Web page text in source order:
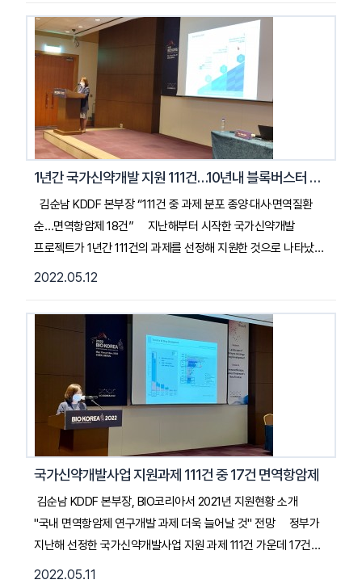
수밖에 없다. 신약 경쟁력 강화를 위해 국가가 나섰다. 지난해
3월 신약개발 전주기 단계를 지원하는 국가신약개발사업단이
올해 첫 선정과제를 공개했다. 사업단은 국내 제약바이오
기업들의 신약개발을 도와 FDA, EMA 신약 승인 등을 목표로
한다....2022. 05. 17. 매경헬스기사 전문 읽기
1년간 국가신약개발 지원 111건…10년내 블록버스터 개발
김순남 KDDF 본부장 “111건 중 과제 분포 종양‧대사‧면역질환
순…면역항암제 18건” 지난해부터 시작한 국가신약개발
프로젝트가 1년간 111건의 과제를 선정해 지원한 것으로 나타났다.
이 중 면역항암제 과제는 56건 항암제 과제 중 32%인
11일 ‘바이오코리아 2022’ 면역항암제 개발 동향 콘퍼런스에
참석해 “지난해 시작한 국가신약개발 프로젝트는 1년동안 111개
과제를 선정했다”며 “과제 분포를 보면 항암제, 대사질환,
면역질환 순이며 전체 과제의 47%가 항암제 프로젝트로, 이
56건 과제 중 32%가 면역항암제”라고 말했다.
국가신약개발사업은 과학기술정보통신부, 산업통상자원부,
보건복지부가 글로벌 블록버스터 신약을 개발하기 위해 공동으로
추진하는 사업으로, 오는 2030년까지 10년간 2조원을 투입하는
때 FDA(미국 식품의약국)나 EMA(유럽의약품청)에서 승인받는
신약 4건을 도출하며, 이 중 1건을 연 1조원 이상의 블록버스터
신약으로 탄생시킨다는 목표를 갖고 있다....2022. 05. 12.
약업신문기사 전문 읽기 (클릭)
2022.05.12
국가신약개발사업 지원과제 111건 중 17건 면역항암제
김순남 KDDF 본부장, BIO코리아서 2021년 지원현황 소개
"국내 면역항암제 연구개발 과제 더욱 늘어날 것" 전망 정부가
지난해 선정한 국가신약개발사업 지원 과제 111건 가운데 17건이
면역항암제인 것으로 확인된다. 이 사업을 이끌고 있는 김순남
2022.05.11